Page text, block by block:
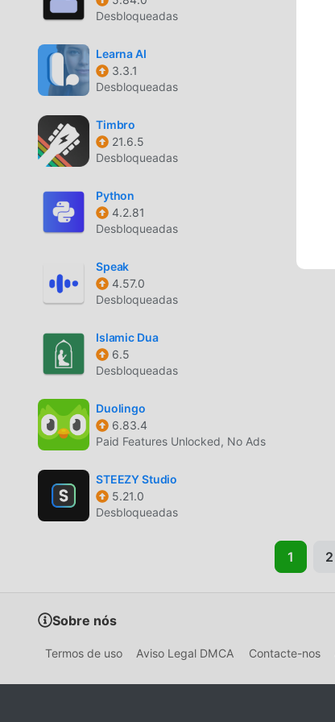
Desbloqueadas
Learna AI
3.3.1
Desbloqueadas
Timbro
21.6.5
Desbloqueadas
Python
4.2.81
Desbloqueadas
Speak
4.57.0
Desbloqueadas
Islamic Dua
6.5
Desbloqueadas
Duolingo
6.83.4
Paid Features Unlocked, No Ads
STEEZY Studio
5.21.0
Desbloqueadas
1 2
Sobre nós
Termos de uso Aviso Legal DMCA Contacte-nos